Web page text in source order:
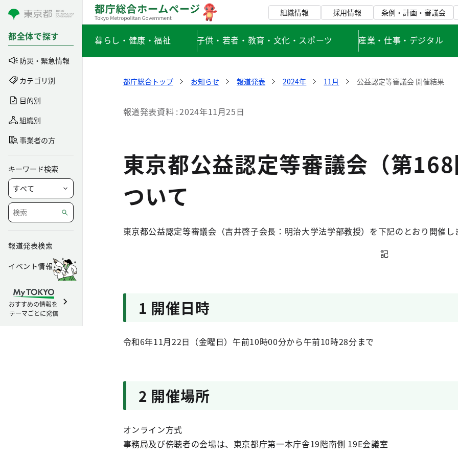
コンテンツにスキップ
都全体で探す
防災・緊急情報
カテゴリ別
目的別
組織別
事業者の方
キーワード検索
報道発表検索
イベント情報
おすすめの情報を
テーマごとに発信
組織情報 採用情報 条例・計画・審議会
暮らし・健康・福祉 子供・若者・教育・文化・スポーツ 産業・仕事・デジタル
都庁総合トップ お知らせ 報道発表 2024年 11月 公益認定等審議会 開催結果
報道発表資料 2024年11月25日
東京都公益認定等審議会（第
ついて
東京都公益認定等審議会（吉井啓子会長：明治大学法学部教授）を下記のとおり開催し
記
1 開催日時
令和6年11月22日（金曜日）午前10時00分から午前10時28分まで
2 開催場所
オンライン方式
事務局及び傍聴者の会場は、東京都庁第一本庁舎19階南側 19E会議室